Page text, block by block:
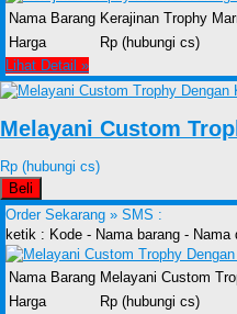
Nama Barang Kerajinan Trophy
Harga
Rp (hubungi cs)
Lihat Detail »
Melayani Custom
Rp (hubungi cs)
Beli
Order Sekarang » SMS :
ketik : Kode - Nama barang - Nama
Nama Barang Melayani Custom
Harga
Rp (hubungi cs)